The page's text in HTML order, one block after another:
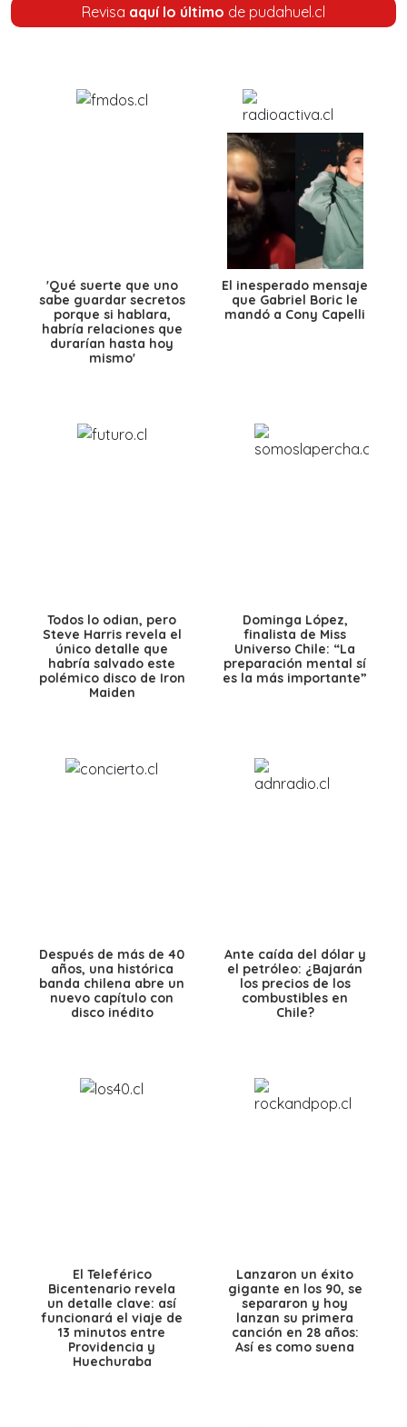
Revisa aquí lo último de pudahuel.cl
'Qué suerte que uno
sabe guardar secretos
porque si hablara,
habría relaciones que
durarían hasta hoy
mismo'
El inesperado mensaje
que Gabriel Boric le
mandó a Cony Capelli
Todos lo odian, pero
Steve Harris revela el
único detalle que
habría salvado este
polémico disco de Iron
Maiden
Dominga López,
finalista de Miss
Universo Chile: “La
preparación mental sí
es la más importante”
Después de más de 40
años, una histórica
banda chilena abre un
nuevo capítulo con
disco inédito
Ante caída del dólar y
el petróleo: ¿Bajarán
los precios de los
combustibles en
Chile?
El Teleférico
Bicentenario revela
un detalle clave: así
funcionará el viaje de
13 minutos entre
Providencia y
Huechuraba
Lanzaron un éxito
gigante en los 90, se
separaron y hoy
lanzan su primera
canción en 28 años:
Así es como suena